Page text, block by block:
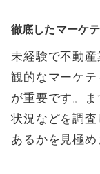
徹底したマーケ
未経験で不動
観的なマーケ
が重要です。
状況などを調
あるかを見極め